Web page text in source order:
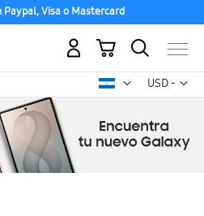
Paypal, Visa o Mastercard
USD -
dólar
Mi carrito